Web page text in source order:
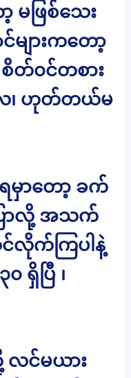
မဖြစ်သေး
များကတော့
တ်၀င်တစား
၊ ဟုတ်တယ်မ
မှာတော့ ခက်
ောလို့ အသက်
လိုက်ကြပါနဲ့
ရှိပြီ ၊
လင်မယား